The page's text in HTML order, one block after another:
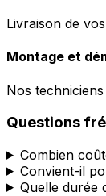
Livraison de
Montage et
Nos
Questions
Combien
Convient-il
Quelle durée